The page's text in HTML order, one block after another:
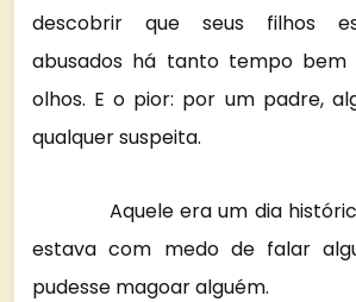
descobrir que seus filhos
abusados há tanto tempo bem
olhos. E o pior: por um padre,
qualquer suspeita.
Aquele era um dia
estava com medo de falar
pudesse magoar alguém.